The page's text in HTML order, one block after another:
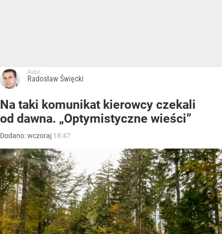
Autor:
Radosław Święcki
Na taki komunikat kierowcy czekali
od dawna. „Optymistyczne wieści”
Dodano:wczoraj 18:47